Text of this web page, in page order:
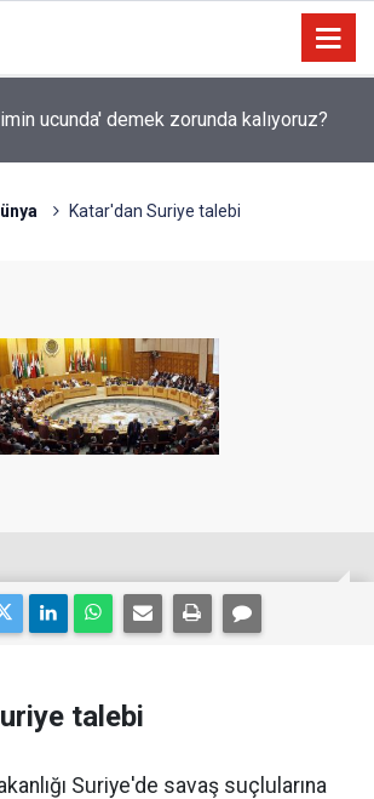
ucunda' demek zorunda kalıyoruz?
Katar'dan Suriye talebi
talebi
Suriye'de savaş suçlularına